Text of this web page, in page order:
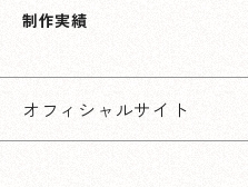
制作実績
オフィシャルサイト